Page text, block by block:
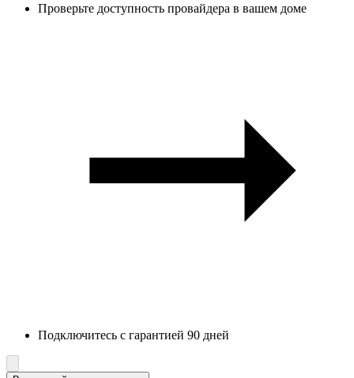
Проверьте доступность провайдера в вашем доме
Подключитесь с гарантией 90 дней